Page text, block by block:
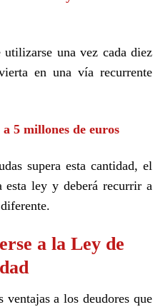
utilizarse una vez cada diez
en una vía recurrente
5 millones de euros
supera esta cantidad, el
esta ley y deberá recurrir a
a la Ley de
a los deudores que